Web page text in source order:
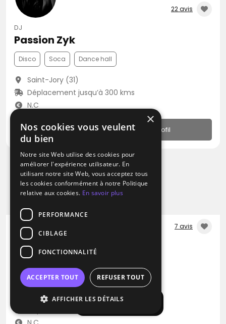
Afficher la carte
22 avis
DJ
Passion Zyk
Disco Soca Dance hall
Saint-Jory (31)
Déplacement jusqu’à 300 kms
N.C
Profil
7 avis
DJ
Boogie Van
Disco Reggae Musique Africaine
Gaillac (81)
×
Nos cookies vous veulent
du bien
Notre site Web utilise des cookies pour
améliorer l'expérience utilisateur. En
utilisant notre site Web, vous acceptez tous
les cookies conformément à notre Politique
relative aux cookies. En savoir plus
PERFORMANCE
CIBLAGE
FONCTIONNALITÉ
ACCEPTER TOUT REFUSER TOUT
AFFICHER LES DÉTAILS